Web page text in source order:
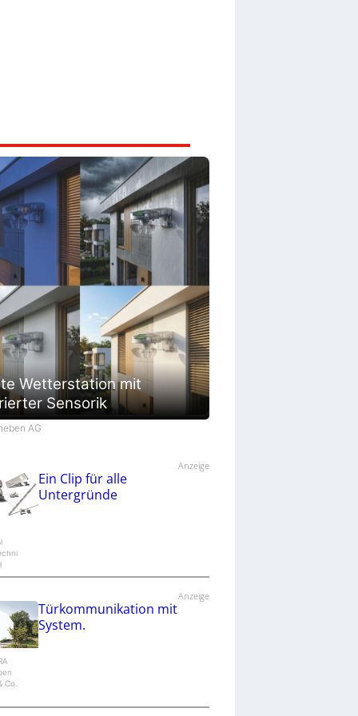
Wetterstation mit
Sensorik
AG
Anzeige
Ein Clip für alle
Untergründe
Anzeige
Co.
Türkommunikation mit
System.